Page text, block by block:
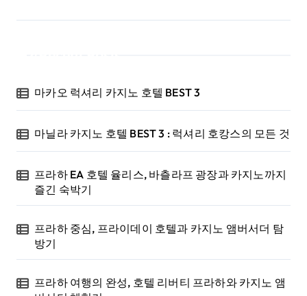
마카오 럭셔리 카지노 호텔 BEST 3
마닐라 카지노 호텔 BEST 3 : 럭셔리 호캉스의 모든 것
프라하 EA 호텔 율리스, 바츨라프 광장과 카지노까지
즐긴 숙박기
프라하 중심, 프라이데이 호텔과 카지노 앰버서더 탐
방기
프라하 여행의 완성, 호텔 리버티 프라하와 카지노 앰